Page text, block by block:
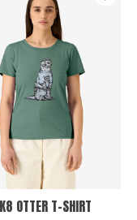
OTTER T-SHIRT